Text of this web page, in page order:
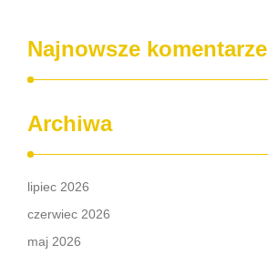
Najnowsze komentarze
Archiwa
lipiec 2026
czerwiec 2026
maj 2026